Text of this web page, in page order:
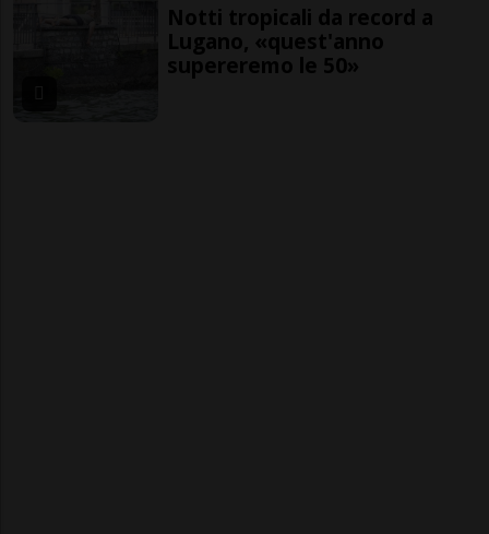
Notti tropicali da record a
Lugano, «quest'anno
supereremo le 50»